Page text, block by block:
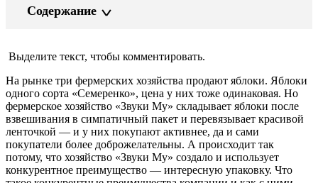
Содержание
Выделите текст, чтобы комментировать.
На рынке три фермерских хозяйства продают яблоки. Яблоки
одного сорта «Семеренко», цена у них тоже одинаковая. Но
фермерское хозяйство «Звуки Му» складывает яблоки после
взвешивания в симпатичный пакет и перевязывает красивой
ленточкой — и у них покупают активнее, да и сами
покупатели более доброжелательны. А происходит так
потому, что хозяйство «Звуки Му» создало и использует
конкурентное преимущество — интересную упаковку. Что